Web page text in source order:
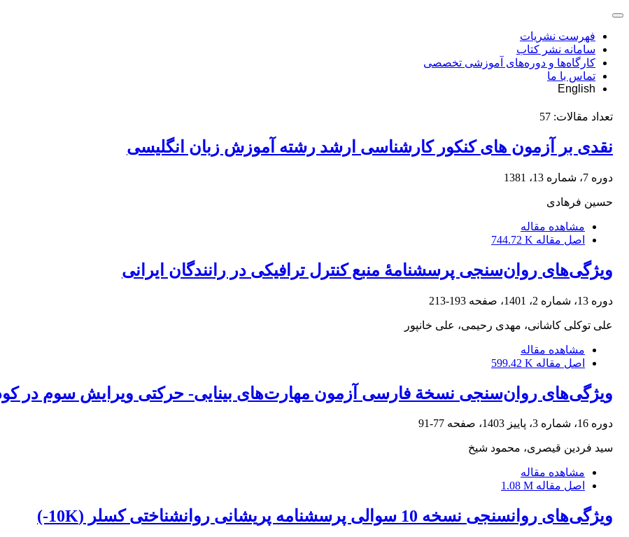
فهرست نشریات
سامانه نشر کتاب
کارگاه‌ها و دوره‌های آموزشی تخصصی
تماس با ما
English
تعداد مقالات: 57
نقدی بر آزمون های کنکور کارشناسی ارشد رشته آموزش زبان انگلیسی
دوره 7، شماره 13، 1381
حسین فرهادى
مشاهده مقاله
اصل مقاله 744.72 K
ویژگی‌های روان‌سنجی پرسشنامۀ منبع کنترل ترافیکی در رانندگان ایرانی
دوره 13، شماره 2، 1401، صفحه 193-213
علی توکلی کاشانی، مهدی رحیمی، علی خانپور
مشاهده مقاله
اصل مقاله 599.42 K
ویژگی‌های روان‌سنجی نسخة فارسی آزمون مهارت‌های بینایی- حرکتی ویرایش سوم در
دوره 16، شماره 3، پاییز 1403، صفحه 77-91
سید فردین قیصری، محمود شیخ
مشاهده مقاله
اصل مقاله 1.08 M
ویژگی‌های روانسنجی نسخه 10 سوالی پرسشنامه پریشانی روانشناختی کسلر (10K-)